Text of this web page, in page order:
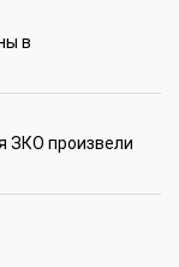
в
ЗКО произвели